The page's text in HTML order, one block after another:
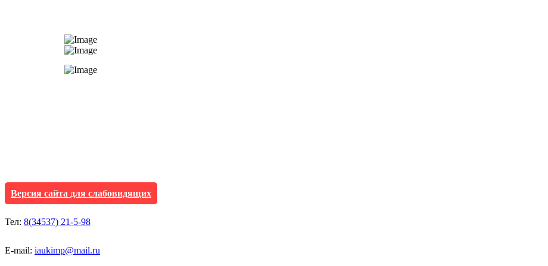
Версия сайта для слабовидящих
Тел: 8(34537) 21-5-98
E-mail: iaukimp@mail.ru